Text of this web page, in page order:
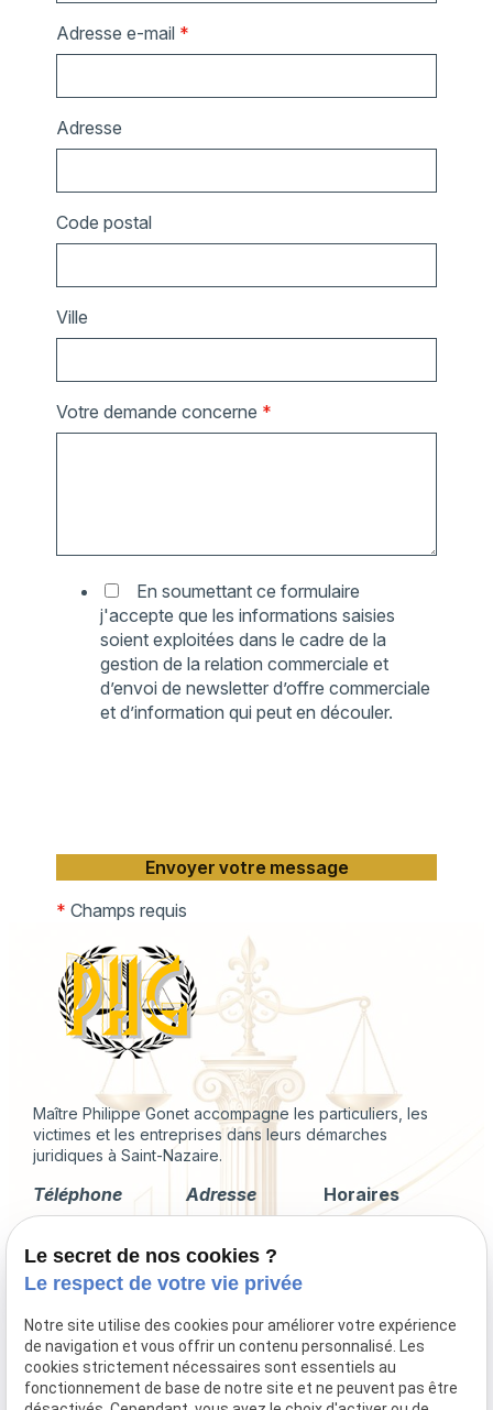
Adresse e-mail *
Adresse
Code postal
Ville
Votre demande concerne *
En soumettant ce formulaire
j'accepte que les informations saisies
soient exploitées dans le cadre de la
gestion de la relation commerciale et
d’envoi de newsletter d’offre commerciale
et d’information qui peut en découler.
* Champs requis
Maître Philippe Gonet accompagne les particuliers, les
victimes et les entreprises dans leurs démarches
juridiques à Saint-Nazaire.
Téléphone
Adresse
Corps de
Garde
Nazaire
Horaires
Le secret de nos cookies ?
Le respect de votre vie privée
Notre site utilise des cookies pour améliorer votre expérience
de navigation et vous offrir un contenu personnalisé. Les
cookies strictement nécessaires sont essentiels au
fonctionnement de base de notre site et ne peuvent pas être